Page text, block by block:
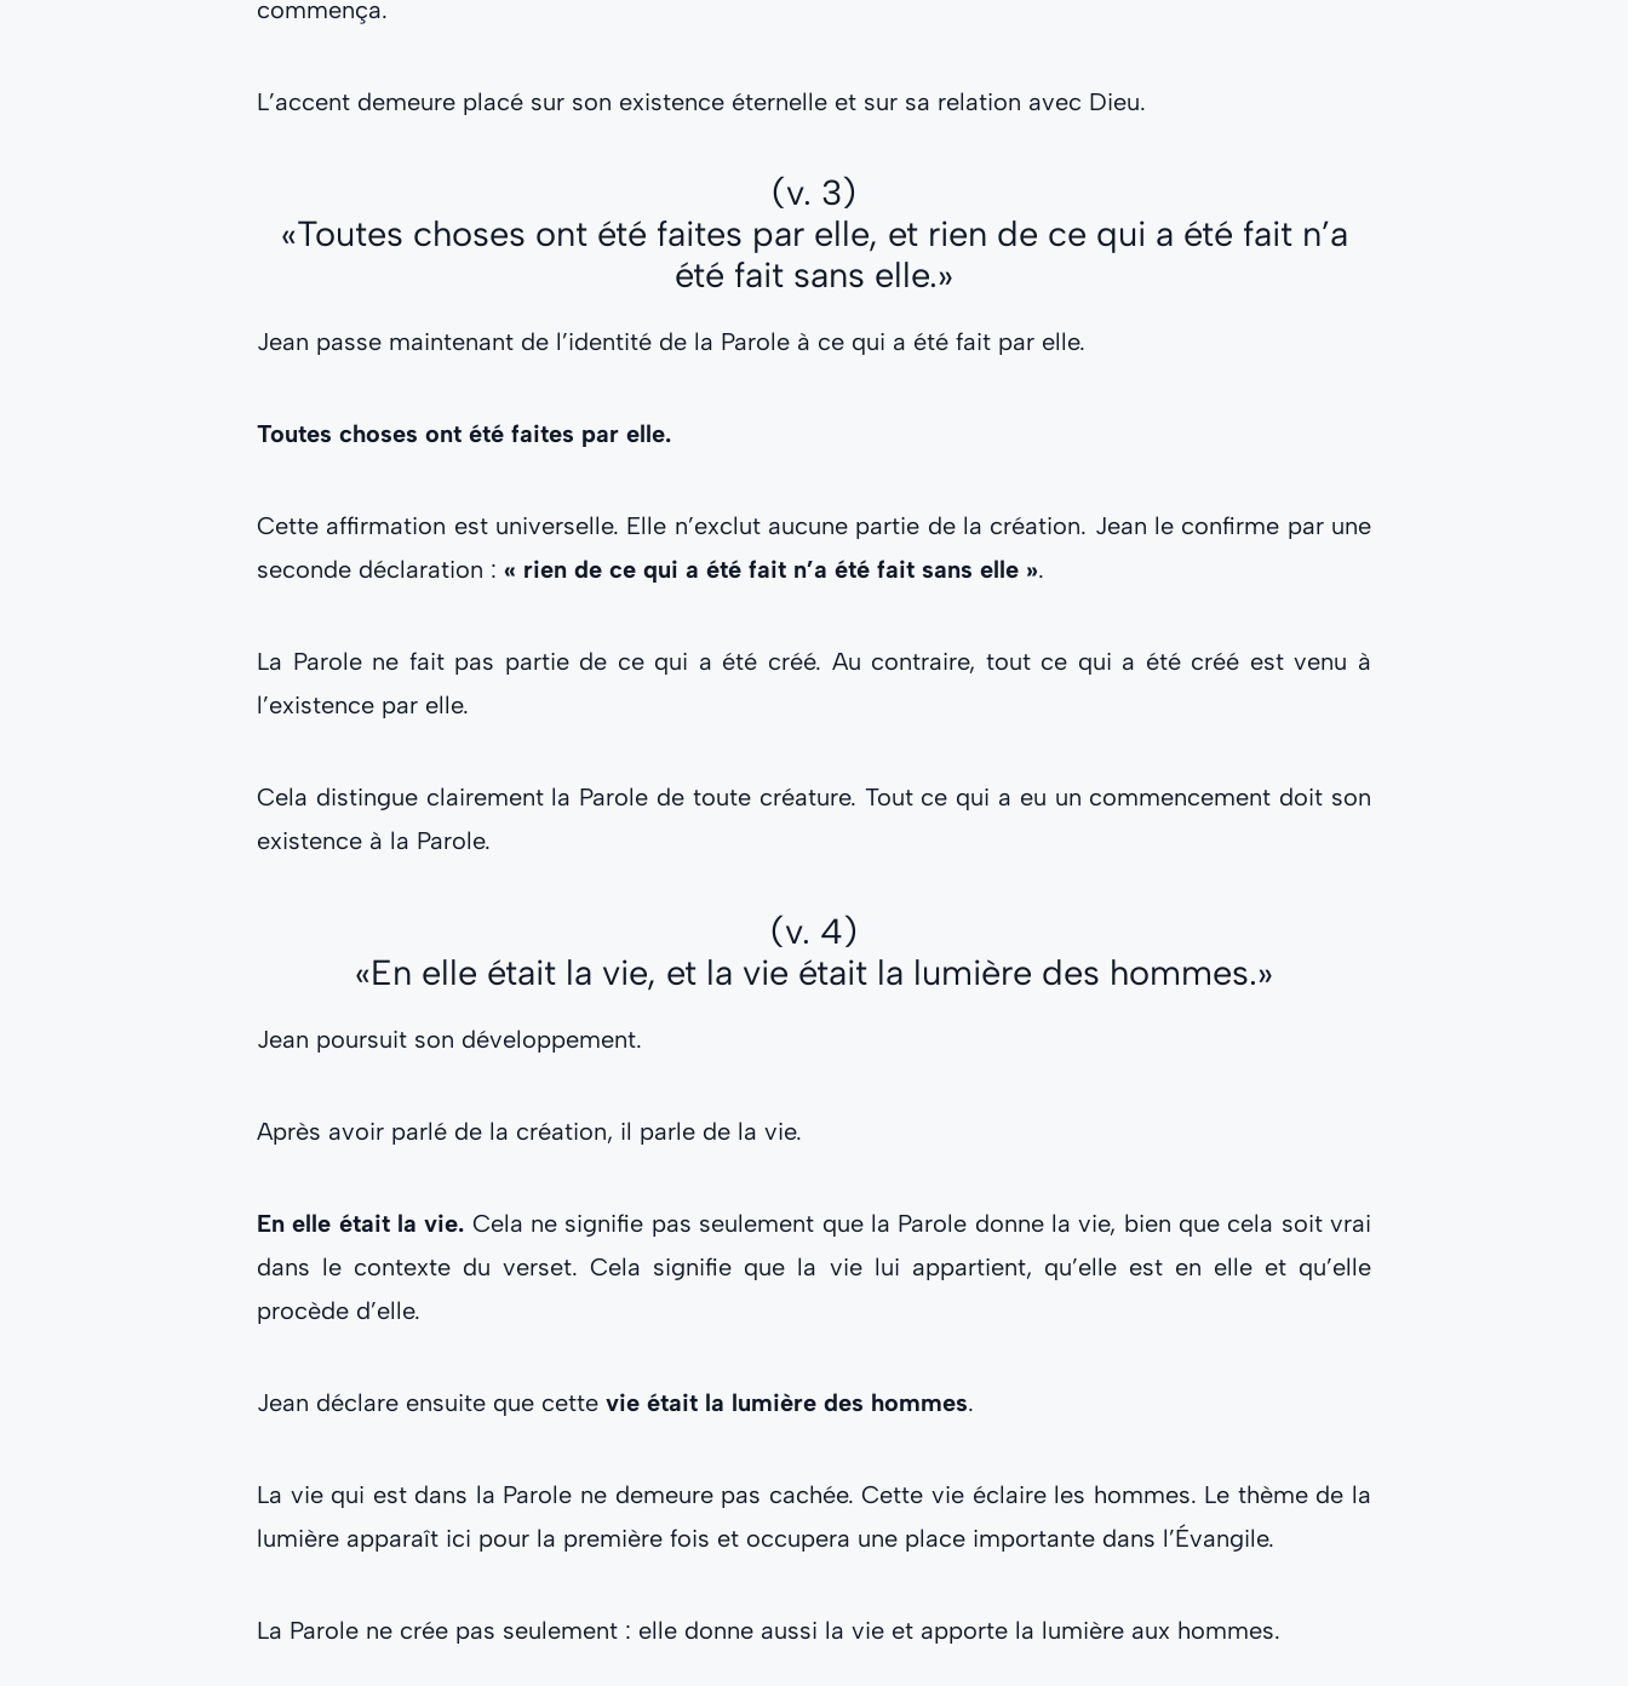
commença.
L’accent demeure placé sur son existence éternelle et sur sa relation avec Dieu.
(v. 3)
«Toutes choses ont été faites par elle, et rien de ce qui a été fait n’a
été fait sans elle.»
Jean passe maintenant de l’identité de la Parole à ce qui a été fait par elle.
Toutes choses ont été faites par elle.
Cette affirmation est universelle. Elle n’exclut aucune partie de la création. Jean le confirme par une
seconde déclaration : « rien de ce qui a été fait n’a été fait sans elle ».
La Parole ne fait pas partie de ce qui a été créé. Au contraire, tout ce qui a été créé est venu à
l’existence par elle.
Cela distingue clairement la Parole de toute créature. Tout ce qui a eu un commencement doit son
existence à la Parole.
(v. 4)
«En elle était la vie, et la vie était la lumière des hommes.»
Jean poursuit son développement.
Après avoir parlé de la création, il parle de la vie.
En elle était la vie. Cela ne signifie pas seulement que la Parole donne la vie, bien que cela soit vrai
dans le contexte du verset. Cela signifie que la vie lui appartient, qu’elle est en elle et qu’elle
procède d’elle.
Jean déclare ensuite que cette vie était la lumière des hommes.
La vie qui est dans la Parole ne demeure pas cachée. Cette vie éclaire les hommes. Le thème de la
lumière apparaît ici pour la première fois et occupera une place importante dans l’Évangile.
La Parole ne crée pas seulement : elle donne aussi la vie et apporte la lumière aux hommes.